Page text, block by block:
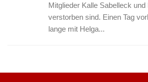
Mitglieder Kalle Sabelleck
verstorben sind. Einen Tag
lange mit Helga...